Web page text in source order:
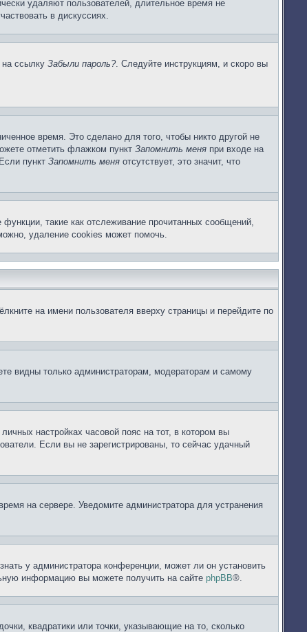
удаляют пользователей, длительное время не
в дискуссиях.
на ссылку Забыли пароль?. Следуйте инструкциям, и скоро вы
время. Это сделано для того, чтобы никто другой не
отметить флажком пункт Запомнить меня при входе на
пункт Запомнить меня отсутствует, это значит, что
такие как отслеживание прочитанных сообщений,
удаление cookies может помочь.
на имени пользователя вверху страницы и перейдите по
видны только администраторам, модераторам и самому
настройках часовой пояс на тот, в котором вы
Если вы не зарегистрированы, то сейчас удачный
на сервере. Уведомите администратора для устранения
у администратора конференции, может ли он установить
информацию вы можете получить на сайте phpBB®.
квадратики или точки, указывающие на то, сколько